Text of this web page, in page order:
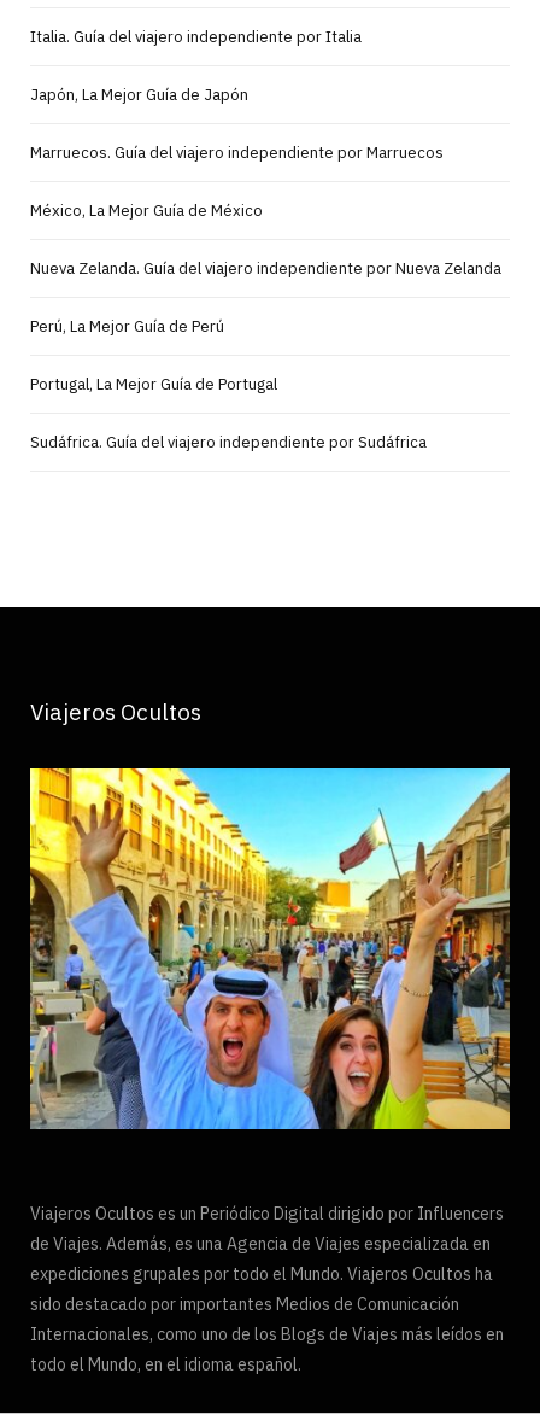
Italia. Guía del viajero independiente por Italia
Japón, La Mejor Guía de Japón
Marruecos. Guía del viajero independiente por Marruecos
México, La Mejor Guía de México
Nueva Zelanda. Guía del viajero independiente por Nueva Zelanda
Perú, La Mejor Guía de Perú
Portugal, La Mejor Guía de Portugal
Sudáfrica. Guía del viajero independiente por Sudáfrica
Viajeros Ocultos
Viajeros Ocultos es un Periódico Digital dirigido por Influencers
de Viajes. Además, es una Agencia de Viajes especializada en
expediciones grupales por todo el Mundo. Viajeros Ocultos ha
sido destacado por importantes Medios de Comunicación
Internacionales, como uno de los Blogs de Viajes más leídos en
todo el Mundo, en el idioma español.